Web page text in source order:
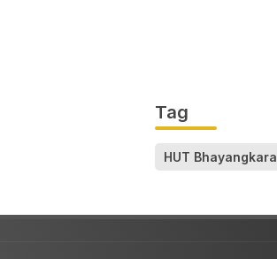
Tag
HUT Bhayangkara